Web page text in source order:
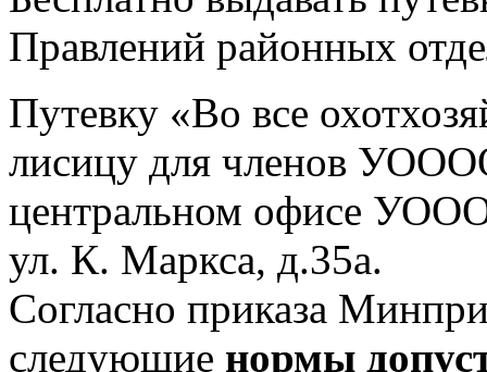
Правлений районных
Путевку «Во все
лисицу для членов
центральном офисе
ул. К. Маркса, д.35а.
Согласно приказа
следующие нормы